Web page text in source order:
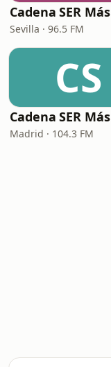
Sevilla · 96.5 FM
CS
Cadena SER Más
Madrid · 104.3 FM